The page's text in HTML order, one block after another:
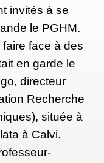
invités à se
le PGHM.
face à des
en garde le
directeur
Recherche
située à
à Calvi.